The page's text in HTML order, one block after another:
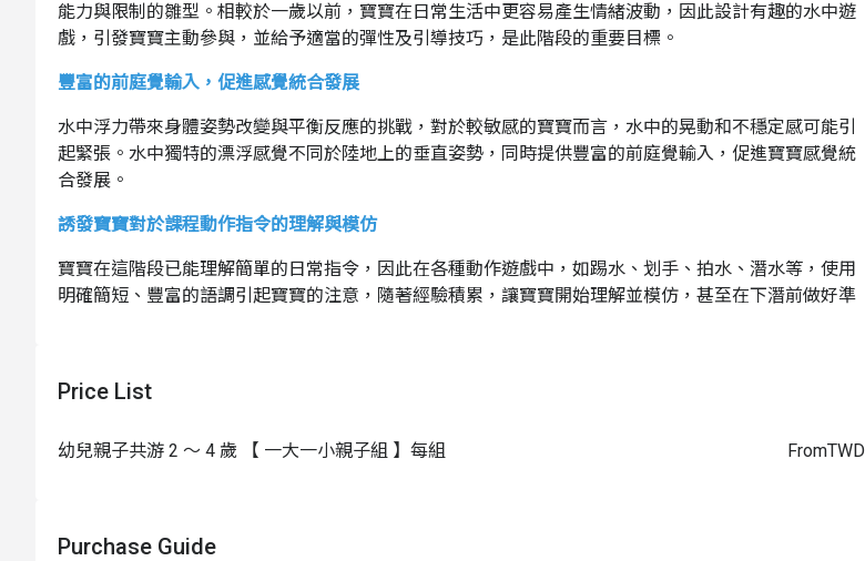
能力與限制的雛型。相較於一歲以前，寶寶在日常生活中更容易產生情緒波動，因此設計有趣的水中遊
戲，引發寶寶主動參與，並給予適當的彈性及引導技巧，是此階段的重要目標。
豐富的前庭覺輸入，促進感覺統合發展
水中浮力帶來身體姿勢改變與平衡反應的挑戰，對於較敏感的寶寶而言，水中的晃動和不穩定感可能引
起緊張。水中獨特的漂浮感覺不同於陸地上的垂直姿勢，同時提供豐富的前庭覺輸入，促進寶寶感覺統
合發展。
誘發寶寶對於課程動作指令的理解與模仿
寶寶在這階段已能理解簡單的日常指令，因此在各種動作遊戲中，如踢水、划手、拍水、潛水等，使用
明確簡短、豐富的語調引起寶寶的注意，隨著經驗積累，讓寶寶開始理解並模仿，甚至在下潛前做好準
費 （遲到可現場與店家聯繫改期，並現場補繳 100 元手續費）
Price List
幼兒親子共游 2 ～ 4 歲 【 一大一小親子組 】每組 FromTWD
Purchase Guide